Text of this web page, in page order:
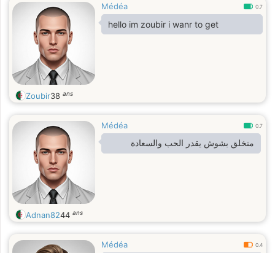
Médéa 0.7
hello im zoubir i wanr to get
Zoubir38 ans
Médéa 0.7
متخلق بشوش يقدر الحب والسعادة
Adnan8244 ans
Médéa 0.4